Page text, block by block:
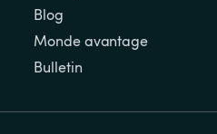
Blog
Monde avantage
Bulletin